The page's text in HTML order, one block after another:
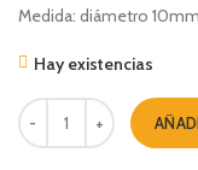
Medida: diámetro
Hay existencias